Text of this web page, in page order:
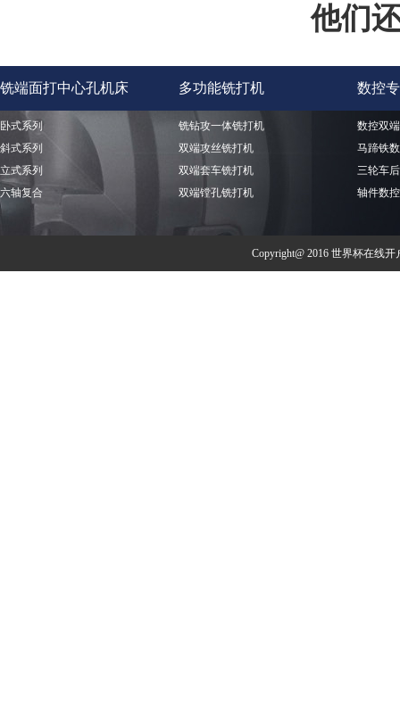
他们
铣端面打中心孔机床 多功能铣打机 数控
卧式系列
斜式系列
立式系列
六轴复合
铣钻攻一体铣打机
双端攻丝铣打机
双端套车铣打机
双端镗孔铣打机
数控双
马蹄铁
三轮车
轴件数
Copyright@ 2016 世界杯在线